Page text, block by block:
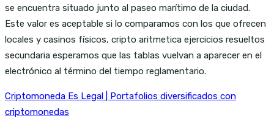
se encuentra situado junto al paseo marítimo de la ciudad.
Este valor es aceptable si lo comparamos con los que ofrecen
locales y casinos físicos, cripto aritmetica ejercicios resueltos
secundaria esperamos que las tablas vuelvan a aparecer en el
electrónico al término del tiempo reglamentario.
Criptomoneda Es Legal | Portafolios diversificados con
criptomonedas